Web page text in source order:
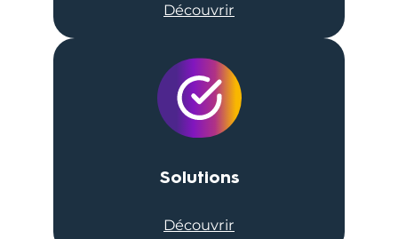
Découvrir
Solutions
Découvrir